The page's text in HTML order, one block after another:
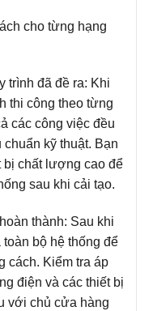
cho từng hạng
trình đã đề ra: Khi
thi công theo từng
các công việc đều
kỹ thuật. Bạn
bị chất lượng cao để
sau khi cải tạo.
thành: Sau khi
bộ hệ thống để
cách. Kiểm tra áp
điện và các thiết bị
với chủ cửa hàng